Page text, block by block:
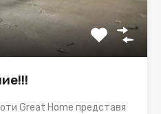
Great Home представя